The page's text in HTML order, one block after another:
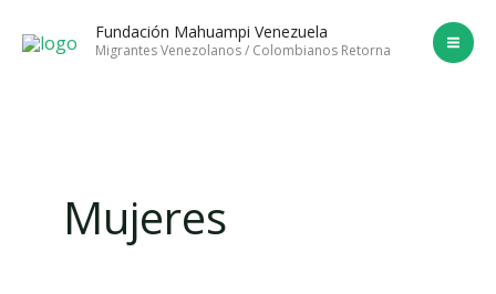
Fundación Mahuampi Venezuela
Migrantes Venezolanos / Colombianos Retorna
Mujeres